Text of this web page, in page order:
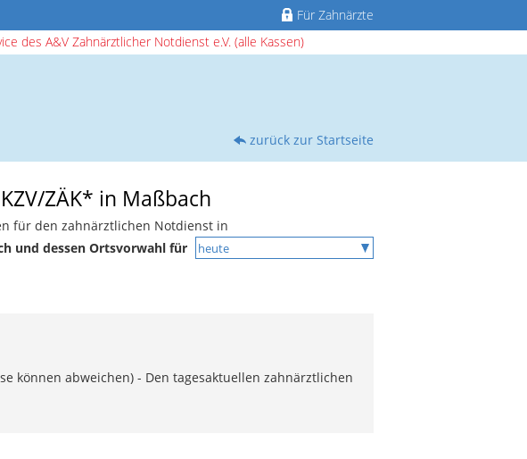
Für Zahnärzte
des A&V Zahnärztlicher Notdienst e.V. (alle Kassen)
zurück zur Startseite
ZÄK* in Maßbach
für den zahnärztlichen Notdienst in
und dessen Ortsvorwahl für
können abweichen) - Den tagesaktuellen zahnärztlichen